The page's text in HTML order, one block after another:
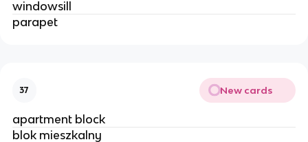
windowsill
parapet
37 New cards
apartment block
blok mieszkalny